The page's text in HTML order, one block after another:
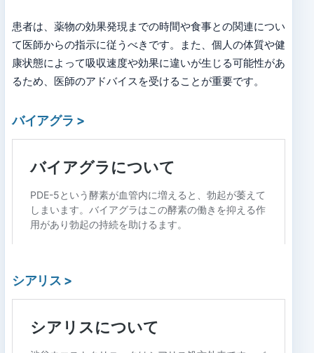
患者は、薬物の効果発現までの時間や食事との関連につい
て医師からの指示に従うべきです。また、個人の体質や健
康状態によって吸収速度や効果に違いが生じる可能性があ
るため、医師のアドバイスを受けることが重要です。
バイアグラ >
シアリス >